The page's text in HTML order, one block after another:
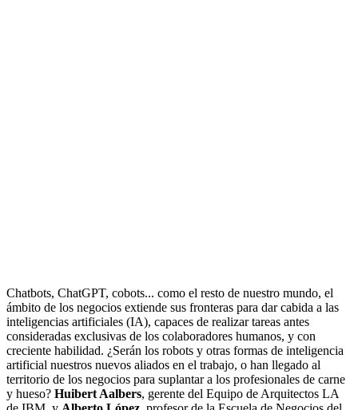
Chatbots, ChatGPT, cobots... como el resto de nuestro mundo, el
ámbito de los negocios extiende sus fronteras para dar cabida a las
inteligencias artificiales (IA), capaces de realizar tareas antes
consideradas exclusivas de los colaboradores humanos, y con
creciente habilidad. ¿Serán los robots y otras formas de inteligencia
artificial nuestros nuevos aliados en el trabajo, o han llegado al
territorio de los negocios para suplantar a los profesionales de carne
y hueso? Huibert Aalbers, gerente del Equipo de Arquitectos LA